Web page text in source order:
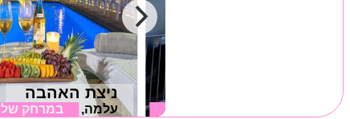
ניצת האהבה
עלמה, גליל עליון
במרחק של כרם בן זמרה, גליל עליון